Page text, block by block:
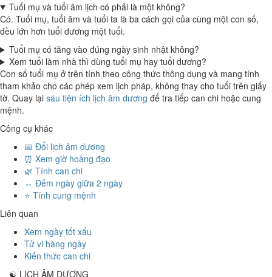
Tuổi mụ và tuổi âm lịch có phải là một không?
Có. Tuổi mụ, tuổi âm và tuổi ta là ba cách gọi của cùng một con số,
đều lớn hơn tuổi dương một tuổi.
Tuổi mụ có tăng vào đúng ngày sinh nhật không?
Xem tuổi làm nhà thì dùng tuổi mụ hay tuổi dương?
Con số tuổi mụ ở trên tính theo công thức thông dụng và mang tính
tham khảo cho các phép xem lịch pháp, không thay cho tuổi trên giấy
tờ. Quay lại sáu tiện ích lịch âm dương để tra tiếp can chi hoặc cung
mệnh.
Công cụ khác
📅 Đổi lịch âm dương
⏰ Xem giờ hoàng đạo
🌿 Tính can chi
↔️ Đếm ngày giữa 2 ngày
⭐ Tính cung mệnh
Liên quan
Xem ngày tốt xấu
Tử vi hàng ngày
Kiến thức can chi
☯ LỊCH ÂM DƯƠNG